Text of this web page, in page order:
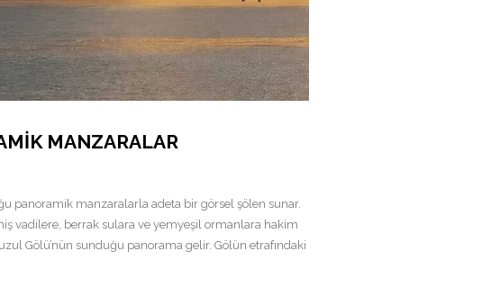
MANZARALAR
panoramik manzaralarla adeta bir görsel şölen sunar.
vadilere, berrak sulara ve yemyeşil ormanlara hakim
Gölü’nün sunduğu panorama gelir. Gölün etrafındaki